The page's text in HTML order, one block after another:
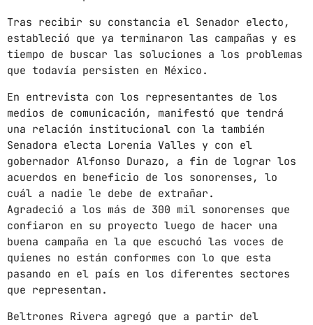
POR LA TARDE
LUNES A VIERNES DE 14:00 A 16:00 HORAS
2:00 PM - 4:00 PM
1 SUNSHINE
TOMMY BLUES
2 SUPER NATURAL
JAMIE TOCK add_shopping_cart
3 INTO THE SKY
MIKE LOST add_shopping_cart
FULL TRACKLIST
Tras recibir su constancia el Senador electo,
estableció que ya terminaron las campañas y es
tiempo de buscar las soluciones a los problemas
que todavía persisten en México.
En entrevista con los representantes de los
medios de comunicación, manifestó que tendrá
una relación institucional con la también
Senadora electa Lorenia Valles y con el
gobernador Alfonso Durazo, a fin de lograr los
acuerdos en beneficio de los sonorenses, lo
cuál a nadie le debe de extrañar.
Agradeció a los más de 300 mil sonorenses que
confiaron en su proyecto luego de hacer una
buena campaña en la que escuchó las voces de
quienes no están conformes con lo que esta
pasando en el país en los diferentes sectores
que representan.
Beltrones Rivera agregó que a partir del